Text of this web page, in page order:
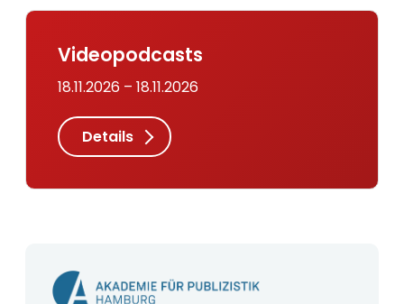
Videopodcasts
18.11.2026 – 18.11.2026
Details